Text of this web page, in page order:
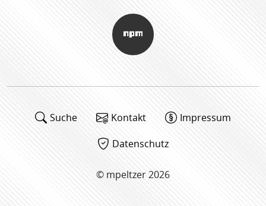
Suche Kontakt
Impressum
Datenschutz
© mpeltzer 2026